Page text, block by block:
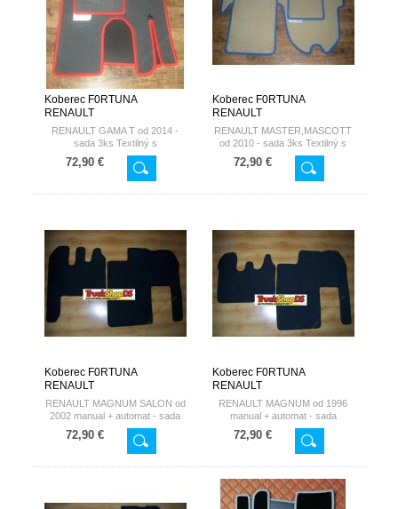
Koberec F0RTUNA
RENAULT
RENAULT GAMA T od 2014 -
sada 3ks Textilný s
nepremokavou spodnou stranou
72,90 €
Koberec F0RTUNA
RENAULT
RENAULT MASTER,MASCOTT
od 2010 - sada 3ks Textilný s
nepremokavou spodnou stranou
72,90 €
Koberec F0RTUNA
RENAULT
RENAULT MAGNUM SALON od
2002 manual + automat - sada
komplet|n|Textilný s gumenou
spodnou stranou
72,90 €
Koberec F0RTUNA
RENAULT
RENAULT MAGNUM od 1996
manual + automat - sada
komplet|n|Textilný s gumenou
spodnou stranou
72,90 €